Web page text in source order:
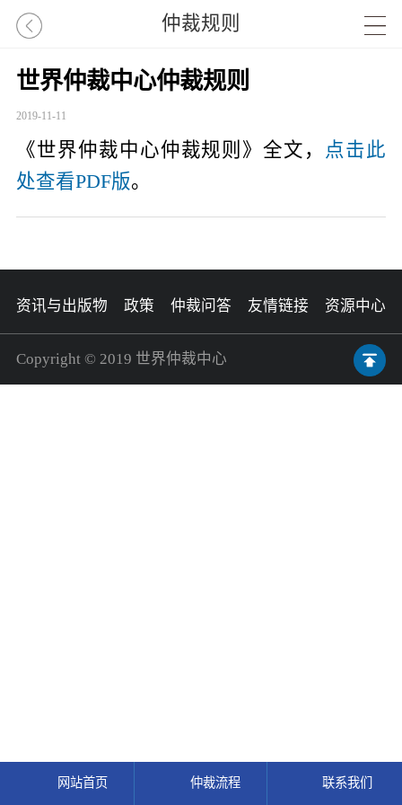
仲裁规则
世界仲裁中心仲裁规则
2019-11-11
《世界仲裁中心仲裁规则》全文， 点击此
处查看PDF版。
资讯与出版物 政策 仲裁问答 友情链接 资源中心
Copyright © 2019 世界仲裁中心
网站首页 仲裁流程 联系我们